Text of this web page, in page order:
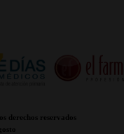
derechos reservados